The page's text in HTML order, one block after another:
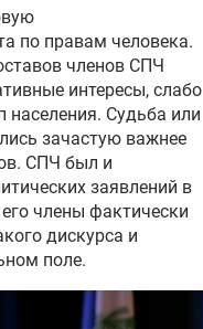
по правам человека.
членов СПЧ
интересы, слабо
Судьба или
зачастую важнее
СПЧ был и
заявлений в
члены фактически
дискурса и
поле.